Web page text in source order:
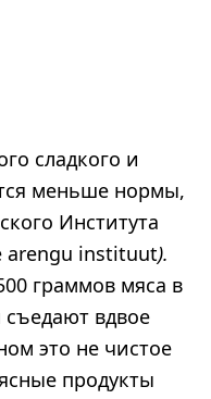
сладкого и
меньше нормы,
Института
arengu instituut).
граммов мяса в
вдвое
это не чистое
продукты